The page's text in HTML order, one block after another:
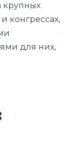
крупных
конгрессах,
для них,